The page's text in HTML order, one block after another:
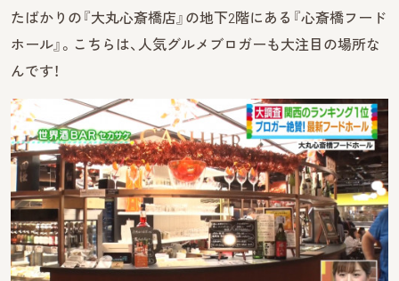
たばかりの『大丸心斎橋店』の地下2階にある『心斎橋フード
ホール』。こちらは、人気グルメブロガーも大注目の場所な
んです！